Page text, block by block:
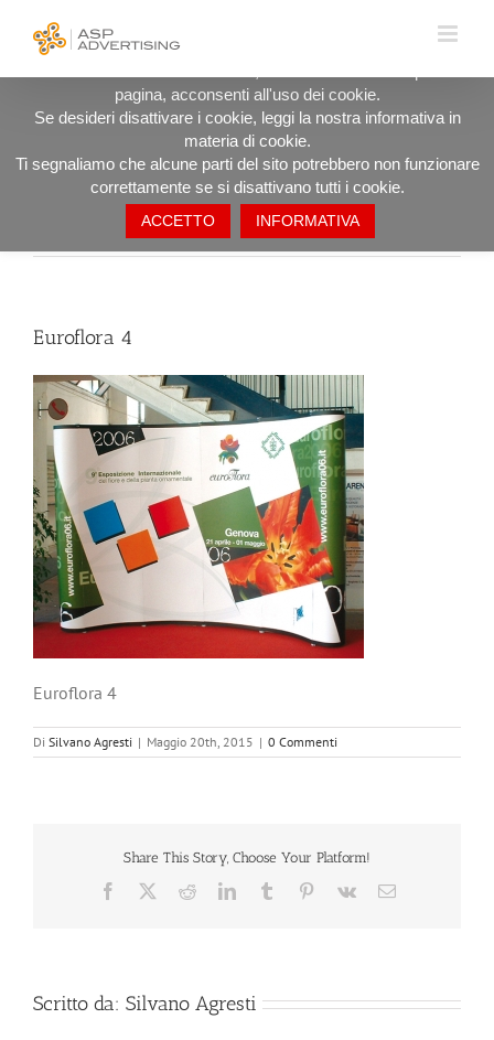
contenuto
Euroflora 4
Euroflora 4
Euroflora 4
Di Silvano Agresti | Maggio 20th, 2015 | 0 Commenti
Share This Story, Choose Your Platform!
Facebook RedditLinkedInTumblr Pinterest
Vk Email
Scritto da: Silvano Agresti
UTILIZZIAMO I COOKIE PER OFFRIRTI LA MIGLIORE
ESPERIENZA DI NAVIGAZIONE POSSIBILE.
pagina, acconsenti all'uso dei cookie.
Se desideri disattivare i cookie, leggi la nostra informativa in
materia di cookie.
Ti segnaliamo che alcune parti del sito potrebbero non funzionare
correttamente se si disattivano tutti i cookie.
ACCETTO INFORMATIVA